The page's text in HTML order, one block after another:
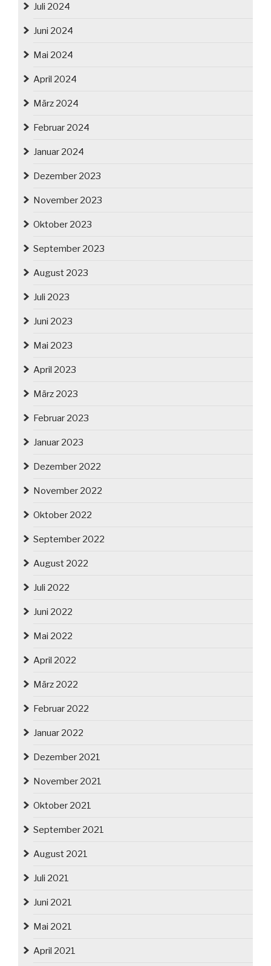
Juli 2024
Juni 2024
Mai 2024
April 2024
März 2024
Februar 2024
Januar 2024
Dezember 2023
November 2023
Oktober 2023
September 2023
August 2023
Juli 2023
Juni 2023
Mai 2023
April 2023
März 2023
Februar 2023
Januar 2023
Dezember 2022
November 2022
Oktober 2022
September 2022
August 2022
Juli 2022
Juni 2022
Mai 2022
April 2022
März 2022
Februar 2022
Januar 2022
Dezember 2021
November 2021
Oktober 2021
September 2021
August 2021
Juli 2021
Juni 2021
Mai 2021
April 2021